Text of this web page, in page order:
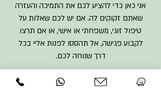
אני כאן כדי להציע לכם את התמיכה והעזרה
שאתם זקוקים לה. אם יש לכם שאלות על
טיפול זוגי, משפחתי או אישי, או אם תרצו
לקבוע פגישה, אל תהססו לפנות אליי בכל
דרך שנוחה לכם.